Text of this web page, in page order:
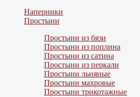
Наперники
Простыни
Простыни из бязи
Простыни из поплина
Простыни из сатина
Простыни из перкали
Простыни льняные
Простыни махровые
Простыни трикотажные